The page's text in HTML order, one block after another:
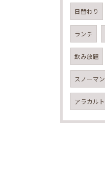
日替わり
ランチ
飲み放題
スノーマン
アラカルト